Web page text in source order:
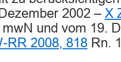
2002 – X
mwN und vom 19.
RR 2008, 818 Rn.